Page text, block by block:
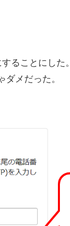
ることにした。
メだった。